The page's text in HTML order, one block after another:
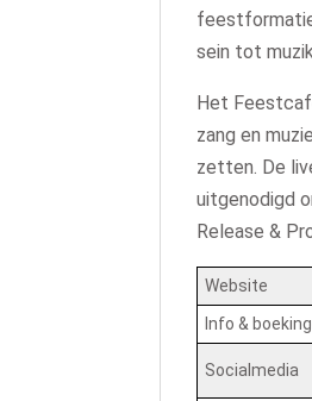
sein tot
Het
zang en
zetten. De
uitgenodigd
Release &
Website
Info &
Socialmedia